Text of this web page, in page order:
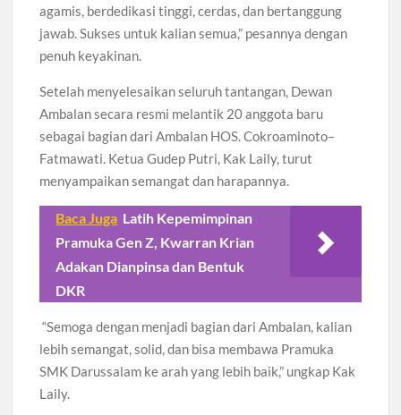
agamis, berdedikasi tinggi, cerdas, dan bertanggung
jawab. Sukses untuk kalian semua,” pesannya dengan
penuh keyakinan.
Setelah menyelesaikan seluruh tantangan, Dewan
Ambalan secara resmi melantik 20 anggota baru
sebagai bagian dari Ambalan HOS. Cokroaminoto–
Fatmawati. Ketua Gudep Putri, Kak Laily, turut
menyampaikan semangat dan harapannya.
Baca Juga Latih Kepemimpinan
Pramuka Gen Z, Kwarran Krian
Adakan Dianpinsa dan Bentuk
DKR
“Semoga dengan menjadi bagian dari Ambalan, kalian
lebih semangat, solid, dan bisa membawa Pramuka
SMK Darussalam ke arah yang lebih baik,” ungkap Kak
Laily.